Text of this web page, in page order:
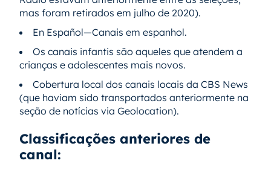
mas foram retirados em julho de 2020).
En Español—Canais em espanhol.
Os canais infantis são aqueles que atendem a
crianças e adolescentes mais novos.
Cobertura local dos canais locais da CBS News
(que haviam sido transportados anteriormente na
seção de notícias via Geolocation).
Classificações anteriores de
canal: